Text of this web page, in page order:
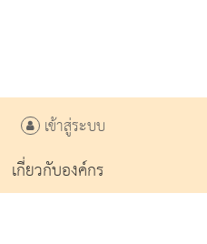
เข้าสู่ระบบ
เกี่ยวกับองค์กร